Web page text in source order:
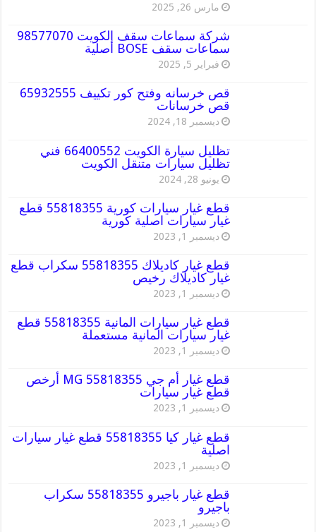
مارس 26, 2025
شركة سماعات سقف الكويت 98577070
سماعات سقف BOSE أصلية
فبراير 5, 2025
قص خرسانه وفتح كور تكييف 65932555
قص خرسانات
ديسمبر 18, 2024
تظليل سيارة الكويت 66400552 فني
تظليل سيارات متنقل الكويت
يونيو 28, 2024
قطع غيار سيارات كورية 55818355 قطع
غيار سيارات اصلية كورية
ديسمبر 1, 2023
قطع غيار كاديلاك 55818355 سكراب قطع
غيار كاديلاك رخيص
ديسمبر 1, 2023
قطع غيار سيارات المانية 55818355 قطع
غيار سيارات المانية مستعملة
ديسمبر 1, 2023
قطع غيار أم جي MG 55818355 أرخص
قطع غيار سيارات
ديسمبر 1, 2023
قطع غيار كيا 55818355 قطع غيار سيارات
اصلية
ديسمبر 1, 2023
قطع غيار باجيرو 55818355 سكراب
باجيرو
ديسمبر 1, 2023